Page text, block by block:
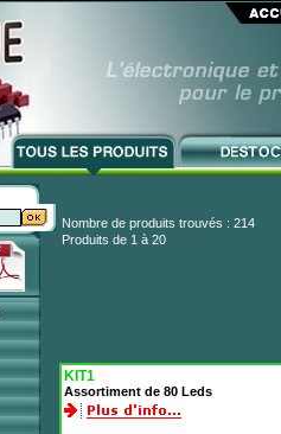
Nombre de produits trouvés : 214
Produits de 1 à 20
KIT1
Assortiment de 80 Leds